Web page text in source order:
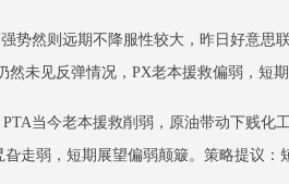
势然则远期不降服性较大，昨日好意
然未见反弹情况，PX老本援救偏弱，短
当今老本援救削弱，原油带动下贱
走弱，短期展望偏弱颠簸。策略提议